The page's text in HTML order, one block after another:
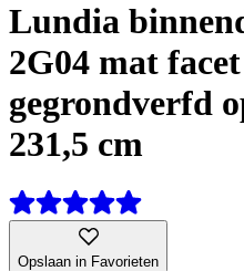
Lundia
2G04 mat
gegrondverfd
231,5 cm
Opslaan in Favorieten